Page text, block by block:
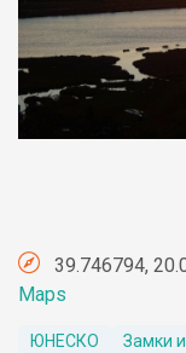
39.746794,
Maps
ЮНЕСКО Замки